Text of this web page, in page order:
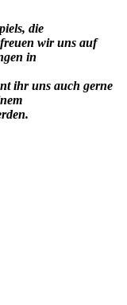
die
wir uns auf
in
ihr uns auch gerne